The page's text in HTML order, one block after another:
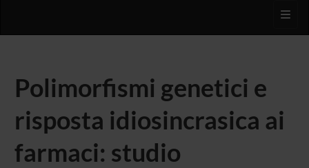
Polimorfismi genetici e
risposta idiosincrasica ai
farmaci: studio